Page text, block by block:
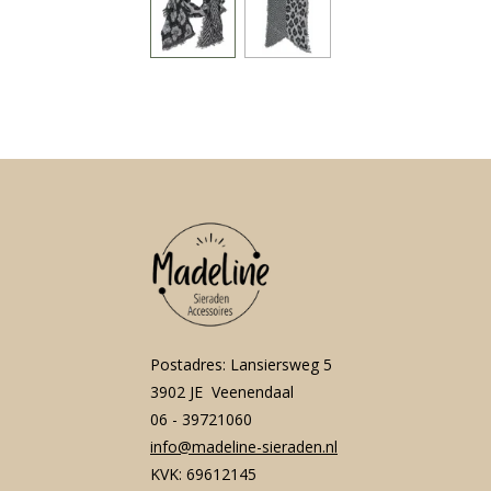
Postadres: Lansiersweg 5
3902 JE Veenendaal
06 - 39721060
info@madeline-sieraden.nl
KVK: 69612145